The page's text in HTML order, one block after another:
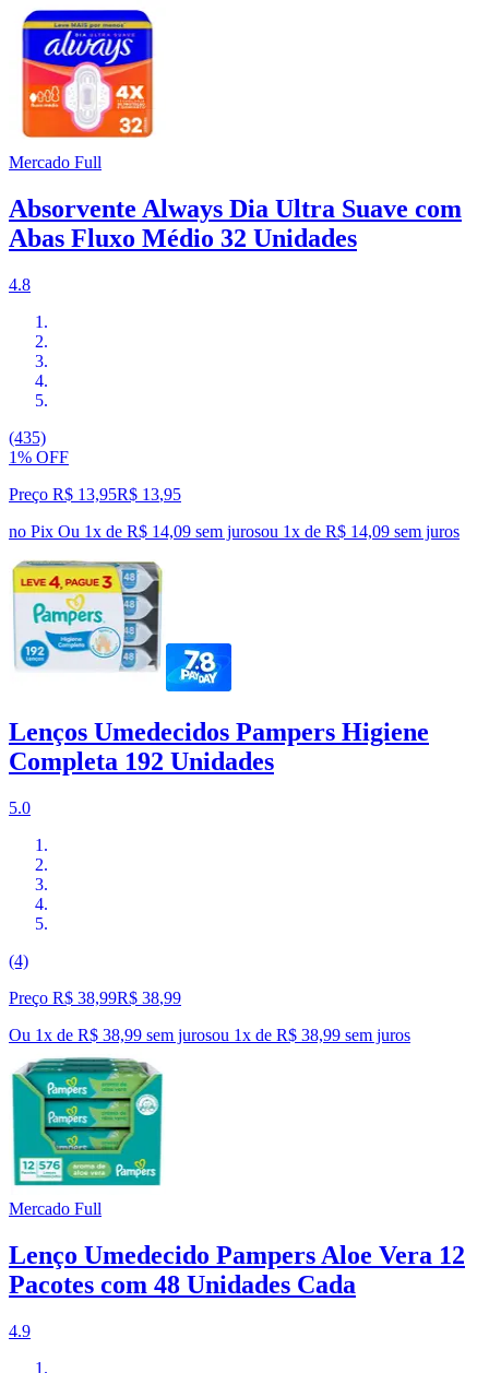
Mercado Full
Absorvente Always Dia Ultra Suave com
Abas Fluxo Médio 32 Unidades
4.8
(435)
1% OFF
Preço R$ 13,95R$ 13,95
no Pix Ou 1x de R$ 14,09 sem jurosou 1x de R$ 14,09 sem juros
Lenços Umedecidos Pampers Higiene
Completa 192 Unidades
5.0
(4)
Preço R$ 38,99R$ 38,99
Ou 1x de R$ 38,99 sem jurosou 1x de R$ 38,99 sem juros
Mercado Full
Lenço Umedecido Pampers Aloe Vera 12
Pacotes com 48 Unidades Cada
4.9